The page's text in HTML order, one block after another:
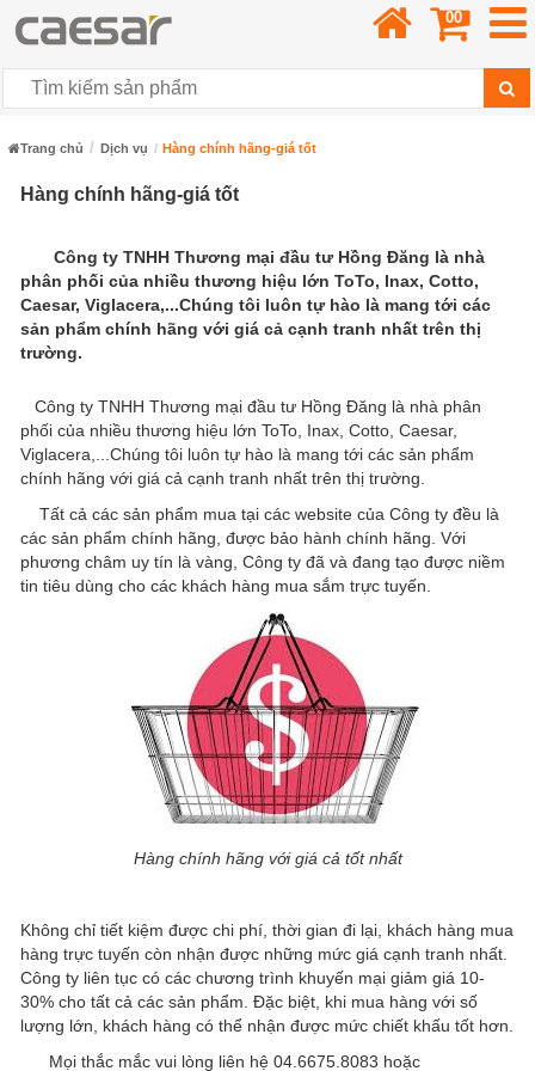
00
Trang chủ Dịch vụ Hàng chính hãng-giá tốt
Hàng chính hãng-giá tốt
Công ty TNHH Thương mại đầu tư Hồng Đăng là nhà
phân phối của nhiều thương hiệu lớn ToTo, Inax, Cotto,
Caesar, Viglacera,...Chúng tôi luôn tự hào là mang tới các
sản phẩm chính hãng với giá cả cạnh tranh nhất trên thị
trường.
Công ty TNHH Thương mại đầu tư Hồng Đăng là nhà phân
phối của nhiều thương hiệu lớn ToTo, Inax, Cotto, Caesar,
Viglacera,...Chúng tôi luôn tự hào là mang tới các sản phẩm
chính hãng với giá cả cạnh tranh nhất trên thị trường.
Tất cả các sản phẩm mua tại các website của Công ty đều là
các sản phẩm chính hãng, được bảo hành chính hãng. Với
phương châm uy tín là vàng, Công ty đã và đang tạo được niềm
tin tiêu dùng cho các khách hàng mua sắm trực tuyến.
Hàng chính hãng với giá cả tốt nhất
Không chỉ tiết kiệm được chi phí, thời gian đi lại, khách hàng mua
hàng trực tuyến còn nhận được những mức giá cạnh tranh nhất.
Công ty liên tục có các chương trình khuyến mại giảm giá 10-
30% cho tất cả các sản phẩm. Đặc biệt, khi mua hàng với số
lượng lớn, khách hàng có thể nhận được mức chiết khấu tốt hơn.
Mọi thắc mắc vui lòng liên hệ 04.6675.8083 hoặc